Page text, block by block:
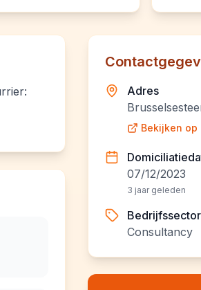
Adres
Bekijken op
07/12/2023
3 jaar geleden
Bedrijfssector
Consultancy